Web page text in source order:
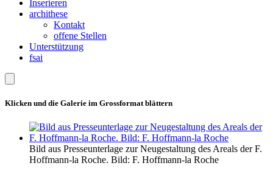
Inserieren
archithese
Kontakt
offene Stellen
Unterstützung
fsai
Klicken und die Galerie im Grossformat blättern
Bild aus Presseunterlage zur Neugestaltung des Areals der F.
Hoffmann-la Roche. Bild: F. Hoffmann-la Roche